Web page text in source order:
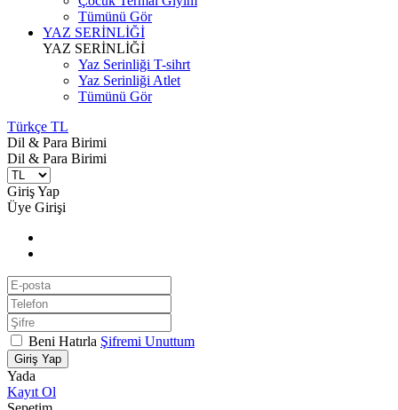
Tümünü Gör
YAZ SERİNLİĞİ
YAZ SERİNLİĞİ
Yaz Serinliği T-sihrt
Yaz Serinliği Atlet
Tümünü Gör
Türkçe TL
Dil & Para Birimi
Dil & Para Birimi
Giriş Yap
Üye Girişi
Beni Hatırla Şifremi Unuttum
Giriş Yap
Yada
Kayıt Ol